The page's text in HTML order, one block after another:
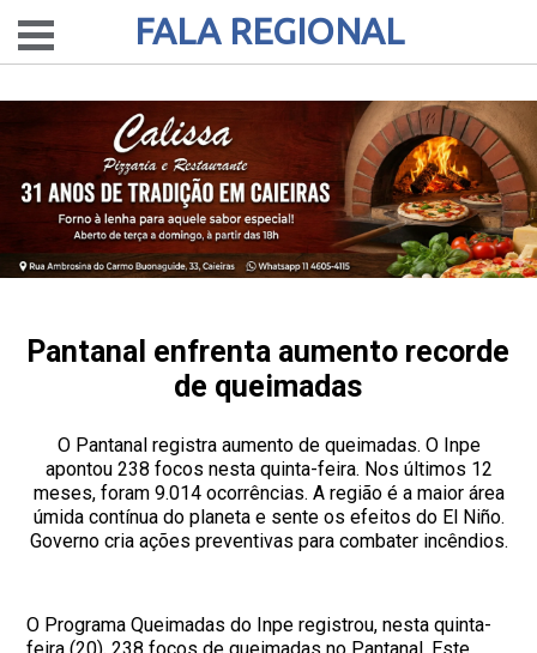
FALA REGIONAL
Pantanal enfrenta aumento recorde
de queimadas
O Pantanal registra aumento de queimadas. O Inpe
apontou 238 focos nesta quinta-feira. Nos últimos 12
meses, foram 9.014 ocorrências. A região é a maior área
úmida contínua do planeta e sente os efeitos do El Niño.
Governo cria ações preventivas para combater incêndios.
O Programa Queimadas do Inpe registrou, nesta quinta-